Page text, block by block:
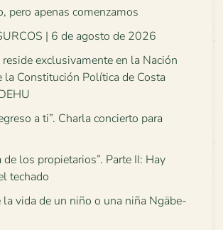
pero apenas comenzamos
| 6 de agosto de 2026
exclusivamente en la Nación
la Constitución Política de Costa
a ti”. Charla concierto para
de los propietarios”. Parte II: Hay
techado
la vida de un niño o una niña Ngäbe-